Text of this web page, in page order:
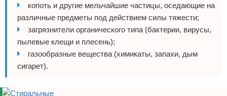
копоть и другие мельчайшие частицы, оседающие на
различные предметы под действием силы тяжести;
загрязнители органического типа (бактерии, вирусы,
пылевые клещи и плесень);
газообразные вещества (химикаты, запахи, дым
сигарет).